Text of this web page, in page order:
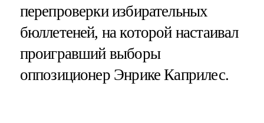
перепроверки избирательных
бюллетеней, на которой настаивал
проигравший выборы
оппозиционер Энрике Каприлес.